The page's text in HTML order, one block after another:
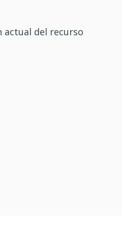
actual del recurso